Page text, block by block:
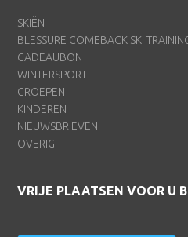
SKIËN
BLESSURE COMEBACK SKI
CADEAUBON
WINTERSPORT
GROEPEN
KINDEREN
NIEUWSBRIEVEN
OVERIG
VRIJE PLAATSEN VOOR U